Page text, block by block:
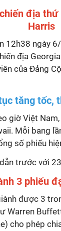
địa
Harris
12h38 ngày
địa
của Đảng
tăng tốc,
giờ Việt Nam,
Mỗi bang
số phiếu
trước với
3 phiếu
được 3
Warren
cho phép